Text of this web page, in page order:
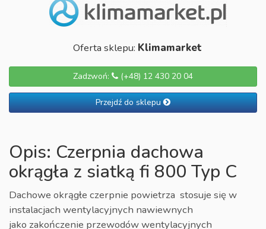
Oferta sklepu: Klimamarket
Zadzwoń: (+48) 12 430 20 04
Przejdź do sklepu
Opis: Czerpnia dachowa
okrągła z siatką fi 800 Typ C
Dachowe okrągłe czerpnie powietrza stosuje się w
instalacjach wentylacyjnych nawiewnych
jako zakończenie przewodów wentylacyjnych